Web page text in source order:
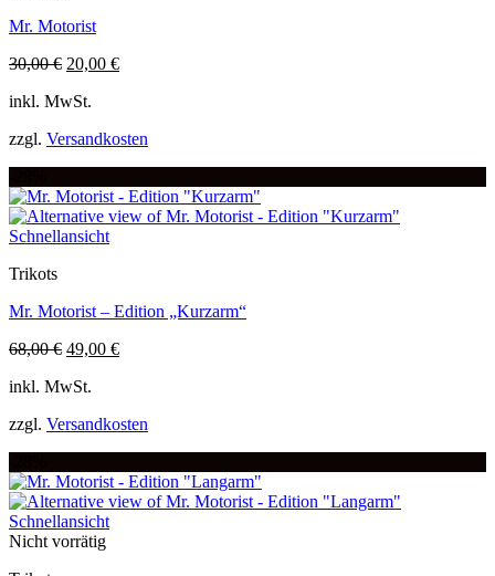
Mr. Motorist
30,00€ Ursprünglicher
war:
20,00 €Aktueller
Produkt
mehrere
Die
Optionen
können
der
Produktseite
gewählt
werden
inkl. MwSt.
zzgl. Versandkosten
Schnellansicht
Trikots
Mr. Motorist – Edition „Kurzarm“
68,00€ Ursprünglicher
war:
49,00 €Aktueller
Produkt
mehrere
Die
Optionen
können
auf
inkl. MwSt.
zzgl. Versandkosten
Schnellansicht
Nicht vorrätig